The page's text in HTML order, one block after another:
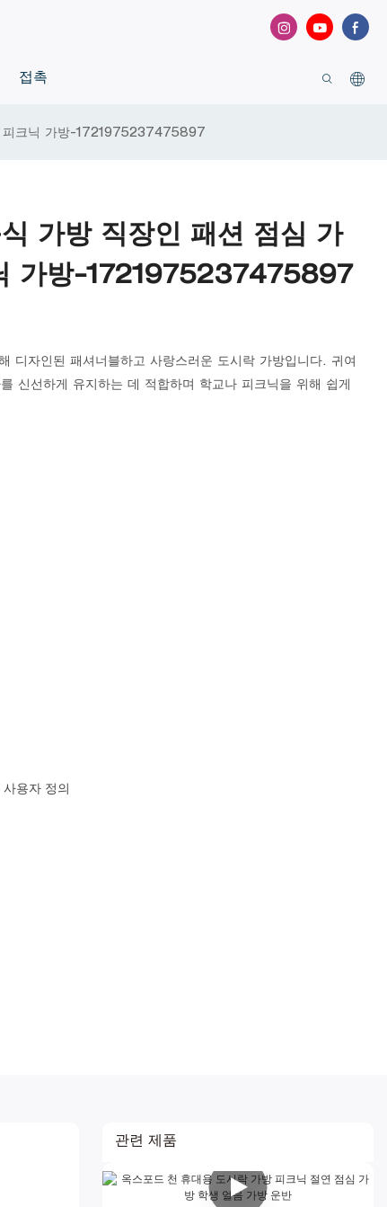
접촉
피크닉 가방-1721975237475897
가방 직장인 패션 점심 가
가방-1721975237475897
디자인된 패셔너블하고 사랑스러운 도시락 가방입니다. 귀여
신선하게 유지하는 데 적합하며 학교나 피크닉을 위해 쉽게
용자 정의
관련 제품